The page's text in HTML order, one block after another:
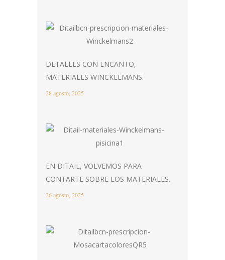
DETALLES CON ENCANTO,
MATERIALES WINCKELMANS.
28 agosto, 2025
EN DITAIL, VOLVEMOS PARA
CONTARTE SOBRE LOS MATERIALES.
26 agosto, 2025